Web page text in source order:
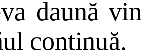
daună
continuă.